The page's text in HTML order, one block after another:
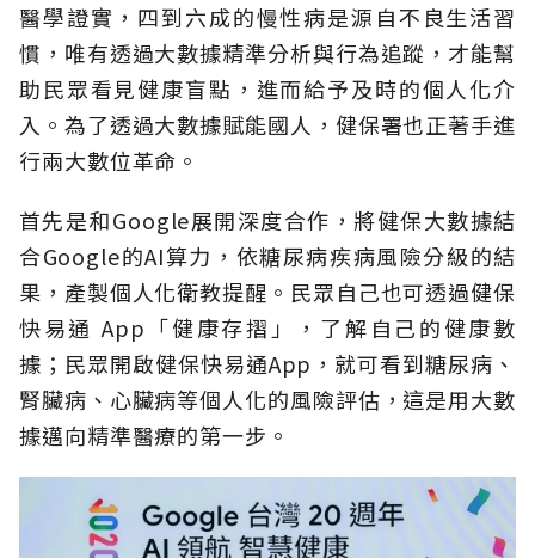
醫學證實，四到六成的慢性病是源自不良生活習
慣，唯有透過大數據精準分析與行為追蹤，才能幫
助民眾看見健康盲點，進而給予及時的個人化介
入。為了透過大數據賦能國人，健保署也正著手進
行兩大數位革命。
首先是和Google展開深度合作，將健保大數據結
合Google的AI算力，依糖尿病疾病風險分級的結
果，產製個人化衛教提醒。民眾自己也可透過健保
快易通 App「健康存摺」，了解自己的健康數
據；民眾開啟健保快易通App，就可看到糖尿病、
腎臟病、心臟病等個人化的風險評估，這是用大數
據邁向精準醫療的第一步。